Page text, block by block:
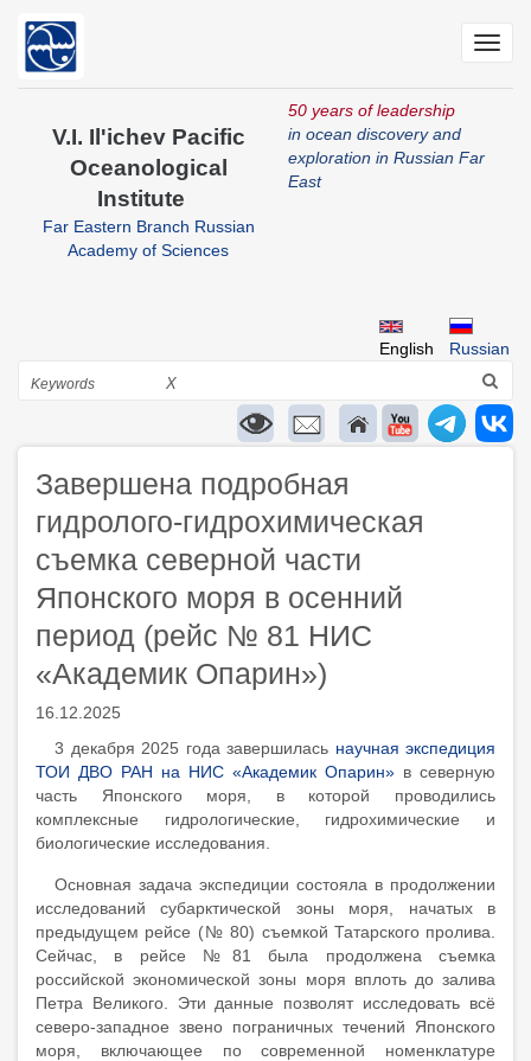
main
V.I. Il'ichev Pacific
Oceanological
Institute
Far Eastern Branch Russian
Academy of Sciences
50 years of leadership
in ocean discovery and
exploration in Russian Far
East
Russian
English
Search
X
Завершена подробная
гидролого-гидрохимическая
съемка северной части
Японского моря в осенний
период (рейс № 81 НИС
«Академик Опарин»)
16.12.2025
3 декабря 2025 года завершилась научная экспедиция
ТОИ ДВО РАН на НИС «Академик Опарин» в северную
часть Японского моря, в которой проводились
комплексные гидрологические, гидрохимические и
биологические исследования.
Основная задача экспедиции состояла в продолжении
исследований субарктической зоны моря, начатых в
предыдущем рейсе (№ 80) съемкой Татарского пролива.
Сейчас, в рейсе №81 была продолжена съемка
российской экономической зоны моря вплоть до залива
Петра Великого. Эти данные позволят исследовать всё
северо-западное звено пограничных течений Японского
моря, включающее по современной номенклатуре